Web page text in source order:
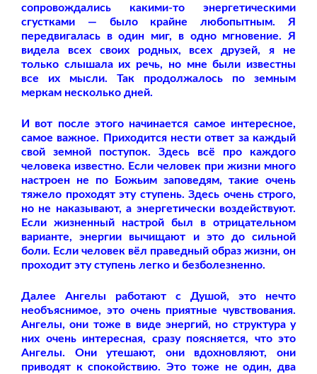
сопровождались какими-то энергетическими
сгустками — было крайне любопытным. Я
передвигалась в один миг, в одно мгновение. Я
видела всех своих родных, всех друзей, я не
только слышала их речь, но мне были известны
все их мысли. Так продолжалось по земным
меркам несколько дней.
И вот после этого начинается самое интересное,
самое важное. Приходится нести ответ за каждый
свой земной поступок. Здесь всё про каждого
человека известно. Если человек при жизни много
настроен не по Божьим заповедям, такие очень
тяжело проходят эту ступень. Здесь очень строго,
но не наказывают, а энергетически воздействуют.
Если жизненный настрой был в отрицательном
варианте, энергии вычищают и это до сильной
боли. Если человек вёл праведный образ жизни, он
проходит эту ступень легко и безболезненно.
Далее Ангелы работают с Душой, это нечто
необъяснимое, это очень приятные чувствования.
Ангелы, они тоже в виде энергий, но структура у
них очень интересная, сразу поясняется, что это
Ангелы. Они утешают, они вдохновляют, они
приводят к спокойствию. Это тоже не один, два